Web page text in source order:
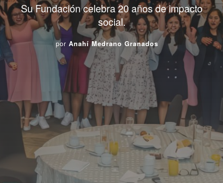
Su Fundación celebra 20 años de impacto
social.
por Anahí Medrano Granados